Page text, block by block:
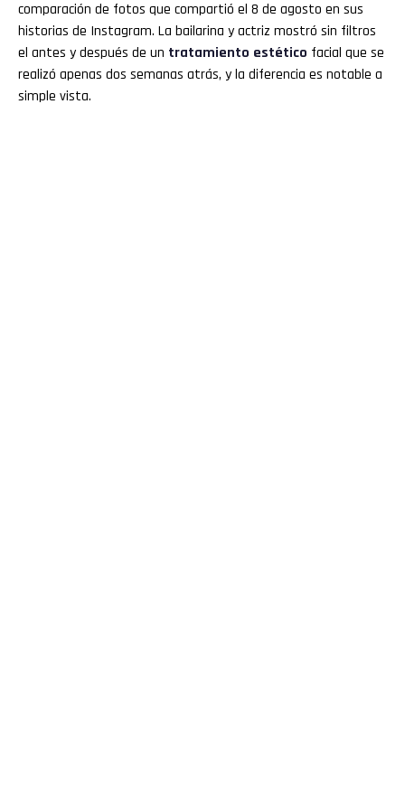
comparación de fotos que compartió el 8 de agosto en sus
historias de Instagram. La bailarina y actriz mostró sin filtros
el antes y después de un tratamiento estético facial que se
realizó apenas dos semanas atrás, y la diferencia es notable a
simple vista.